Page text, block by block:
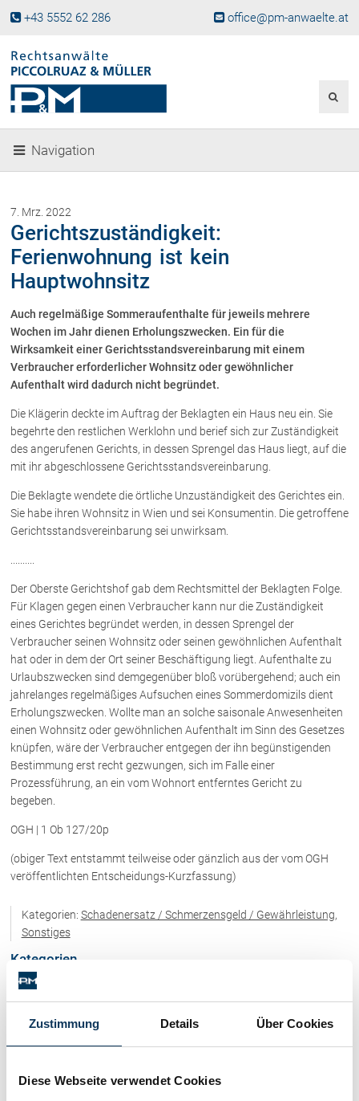
Zustimmung Details Über Cookies
Diese Webseite verwendet Cookies
+43 5552 62 286 office@pm-anwaelte.at
Fachgebiete
Gesellschaftsgründung &
Beteiligungen
Immobilienrecht, Bauträgerrecht
Ferienimmobilien in Vorarlberg
Erbrecht
Familienrecht und Scheidungen
Prozessführung und
Schiedsgerichtsbarkeit
Skiunfälle in Österreich
Kanzleiteam
Netzwerk
Download
Die Österreichischen Rechtsanwälte
Dr. Stefan Müller
Dr. Petra Piccolruaz
Mag. Patrick Piccolruaz
Mag. Raphaela Klotz
Rechtsnews
Vorarlberg Online
Fachliteratur
Wichtige Vertragsklauseln bei Kauf-
Schenkung von Immobilien
Navigation
7. Mrz. 2022
Gerichtszuständigkeit:
Ferienwohnung ist kein
Hauptwohnsitz
Auch regelmäßige Sommeraufenthalte für jeweils mehrere
Wochen im Jahr dienen Erholungszwecken. Ein für die
Wirksamkeit einer Gerichtsstandsvereinbarung mit einem
Verbraucher erforderlicher Wohnsitz oder gewöhnlicher
Aufenthalt wird dadurch nicht begründet.
Die Klägerin deckte im Auftrag der Beklagten ein Haus neu ein. Sie
begehrte den restlichen Werklohn und berief sich zur Zuständigkeit
des angerufenen Gerichts, in dessen Sprengel das Haus liegt, auf die
mit ihr abgeschlossene Gerichtsstandsvereinbarung.
Die Beklagte wendete die örtliche Unzuständigkeit des Gerichtes ein.
Sie habe ihren Wohnsitz in Wien und sei Konsumentin. Die getroffene
Gerichtsstandsvereinbarung sei unwirksam.
Der Oberste Gerichtshof gab dem Rechtsmittel der Beklagten Folge.
Für Klagen gegen einen Verbraucher kann nur die Zuständigkeit
eines Gerichtes begründet werden, in dessen Sprengel der
Verbraucher seinen Wohnsitz oder seinen gewöhnlichen Aufenthalt
hat oder in dem der Ort seiner Beschäftigung liegt. Aufenthalte zu
Urlaubszwecken sind demgegenüber bloß vorübergehend; auch ein
jahrelanges regelmäßiges Aufsuchen eines Sommerdomizils dient
Erholungszwecken. Wollte man an solche saisonale Anwesenheiten
einen Wohnsitz oder gewöhnlichen Aufenthalt im Sinn des Gesetzes
knüpfen, wäre der Verbraucher entgegen der ihn begünstigenden
Bestimmung erst recht gezwungen, sich im Falle einer
Prozessführung, an ein vom Wohnort entferntes Gericht zu
begeben.
OGH | 1 Ob 127/20p
(obiger Text entstammt teilweise oder gänzlich aus der vom OGH
veröffentlichten Entscheidungs-Kurzfassung)
Kategorien: Schadenersatz / Schmerzensgeld / Gewährleistung,
Sonstiges
Kategorien
Immobilienrecht / Mietrecht / Ferienwohnungen (268)
Skirecht / Sportrecht (103)